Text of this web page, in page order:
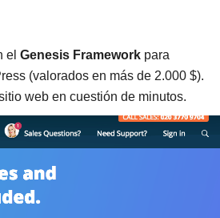
el Genesis Framework para
(valorados en más de 2.000 $).
web en cuestión de minutos.